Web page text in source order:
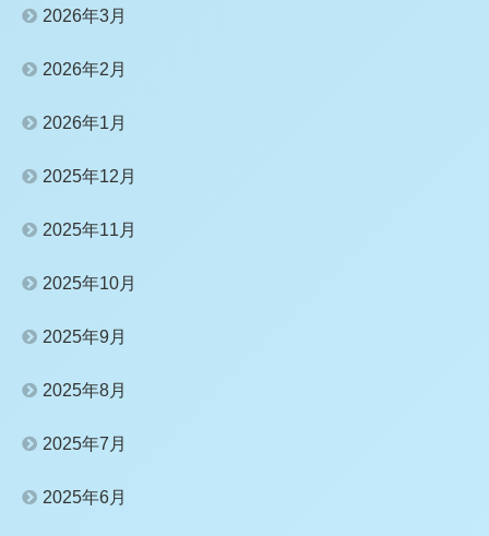
2026年3月
2026年2月
2026年1月
2025年12月
2025年11月
2025年10月
2025年9月
2025年8月
2025年7月
2025年6月